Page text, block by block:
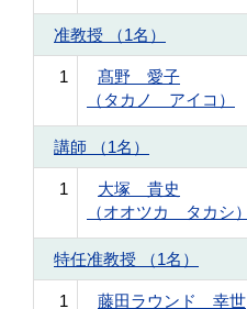
准教授 （1名）
1
髙野 愛子
（タカノ アイコ）
講師 （1名）
1
大塚 貴史
（オオツカ タカシ）
特任准教授 （1名）
1 藤田ラウンド 幸世